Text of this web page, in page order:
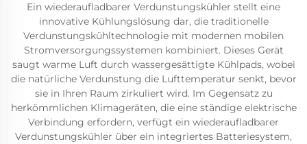
Ein wiederaufladbarer Verdunstungskühler stellt eine
innovative Kühlungslösung dar, die traditionelle
Verdunstungskühltechnologie mit modernen mobilen
Stromversorgungssystemen kombiniert. Dieses Gerät
saugt warme Luft durch wassergesättigte Kühlpads, wobei
die natürliche Verdunstung die Lufttemperatur senkt, bevor
sie in Ihren Raum zirkuliert wird. Im Gegensatz zu
herkömmlichen Klimageräten, die eine ständige elektrische
Verbindung erfordern, verfügt ein wiederaufladbarer
Verdunstungskühler über ein integriertes Batteriesystem,